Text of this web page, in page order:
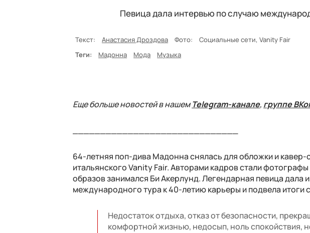
Певица дала интервью по случаю
Текст: Анастасия Дроздова Фото: Социальные сети, Vanity Fair
Теги:
Мадонна Мода Музыка
Еще больше новостей в нашемTelegram-канале, группе
64-летняя поп-дива Мадонна снялась для обложки и
итальянского Vanity Fair. Авторами кадров стали
образов занимался Би Акерлунд. Легендарная певица дала
международного тура к 40-летию карьеры и подвела итоги
Недостаток отдыха, отказ от безопасности,
комфортной жизнью, недосып, ноль спокойствия,